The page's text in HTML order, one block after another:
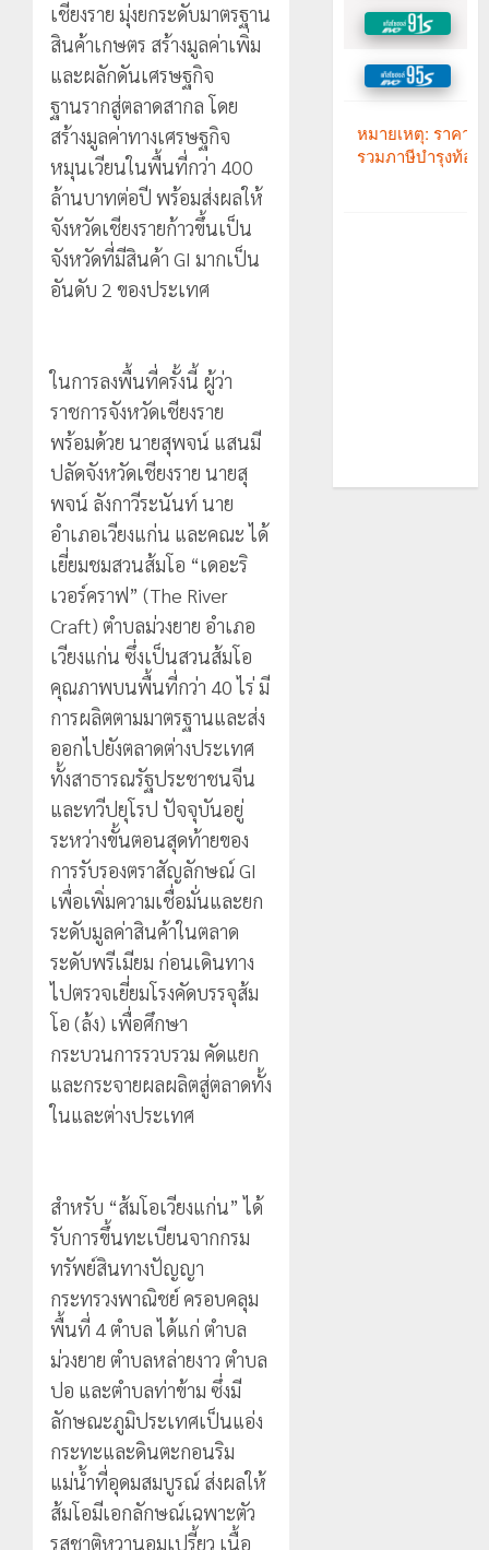
เชียงราย มุ่งยกระดับมาตรฐาน
สินค้าเกษตร สร้างมูลค่าเพิ่ม
และผลักดันเศรษฐกิจ
ฐานรากสู่ตลาดสากล โดย
สร้างมูลค่าทางเศรษฐกิจ
หมุนเวียนในพื้นที่กว่า 400
ล้านบาทต่อปี พร้อมส่งผลให้
จังหวัดเชียงรายก้าวขึ้นเป็น
จังหวัดที่มีสินค้า GI มากเป็น
อันดับ 2 ของประเทศ
ในการลงพื้นที่ครั้งนี้ ผู้ว่า
ราชการจังหวัดเชียงราย
พร้อมด้วย นายสุพจน์ แสนมี
ปลัดจังหวัดเชียงราย นายสุ
พจน์ ลังกาวีระนันท์ นาย
อำเภอเวียงแก่น และคณะ ได้
เยี่ยมชมสวนส้มโอ “เดอะริ
เวอร์คราฟ” (The River
Craft) ตำบลม่วงยาย อำเภอ
เวียงแก่น ซึ่งเป็นสวนส้มโอ
คุณภาพบนพื้นที่กว่า 40 ไร่ มี
การผลิตตามมาตรฐานและส่ง
ออกไปยังตลาดต่างประเทศ
ทั้งสาธารณรัฐประชาชนจีน
และทวีปยุโรป ปัจจุบันอยู่
ระหว่างขั้นตอนสุดท้ายของ
การรับรองตราสัญลักษณ์ GI
เพื่อเพิ่มความเชื่อมั่นและยก
ระดับมูลค่าสินค้าในตลาด
ระดับพรีเมียม ก่อนเดินทาง
ไปตรวจเยี่ยมโรงคัดบรรจุส้ม
โอ (ล้ง) เพื่อศึกษา
กระบวนการรวบรวม คัดแยก
และกระจายผลผลิตสู่ตลาดทั้ง
ในและต่างประเทศ
สำหรับ “ส้มโอเวียงแก่น” ได้
รับการขึ้นทะเบียนจากกรม
ทรัพย์สินทางปัญญา
กระทรวงพาณิชย์ ครอบคลุม
พื้นที่ 4 ตำบล ได้แก่ ตำบล
ม่วงยาย ตำบลหล่ายงาว ตำบล
ปอ และตำบลท่าข้าม ซึ่งมี
ลักษณะภูมิประเทศเป็นแอ่ง
กระทะและดินตะกอนริม
แม่น้ำที่อุดมสมบูรณ์ ส่งผลให้
ส้มโอมีเอกลักษณ์เฉพาะตัว
รสชาติหวานอมเปรี้ยว เนื้อ